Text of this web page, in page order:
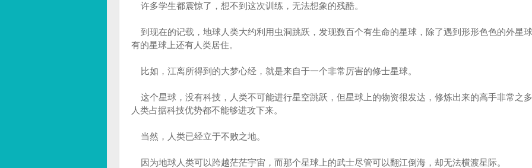
许多学生都震惊了，想不到这次训练，无法想象的残酷。
到现在的记载，地球人类大约利用虫洞跳跃，发现数百个有生命的星球，除了遇到形形色色的外星球
有的星球上还有人类居住。
比如，江离所得到的大梦心经，就是来自于一个非常厉害的修士星球。
这个星球，没有科技，人类不可能进行星空跳跃，但星球上的物资很发达，修炼出来的高手非常之
人类占据科技优势都不能够进攻下来。
当然，人类已经立于不败之地。
因为地球人类可以跨越茫茫宇宙，而那个星球上的武士尽管可以翻江倒海，却无法横渡星际。